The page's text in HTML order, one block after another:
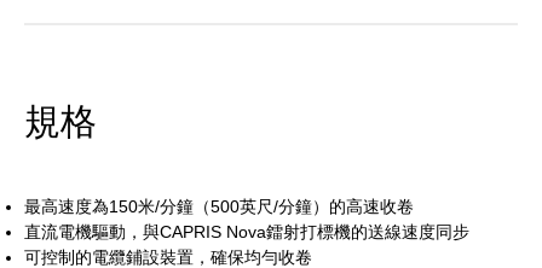
規格
最高速度為150米/分鐘（500英尺/分鐘）的高速收卷
直流電機驅動，與CAPRIS Nova鐳射打標機的送線速度同步
可控制的電纜鋪設裝置，確保均勻收卷